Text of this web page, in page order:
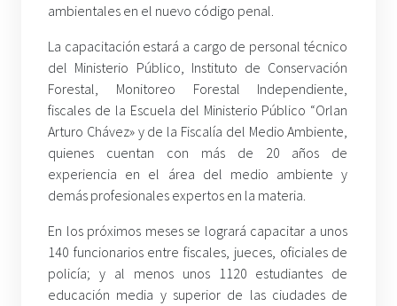
ambientales en el nuevo código penal.
La capacitación estará a cargo de personal técnico
del Ministerio Público, Instituto de Conservación
Forestal, Monitoreo Forestal Independiente,
fiscales de la Escuela del Ministerio Público “Orlan
Arturo Chávez» y de la Fiscalía del Medio Ambiente,
quienes cuentan con más de 20 años de
experiencia en el área del medio ambiente y
demás profesionales expertos en la materia.
En los próximos meses se logrará capacitar a unos
140 funcionarios entre fiscales, jueces, oficiales de
policía; y al menos unos 1120 estudiantes de
educación media y superior de las ciudades de